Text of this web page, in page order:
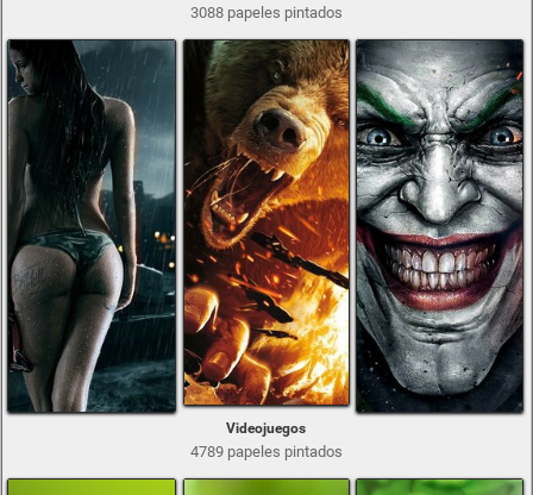
3088 papeles pintados
Videojuegos
4789 papeles pintados